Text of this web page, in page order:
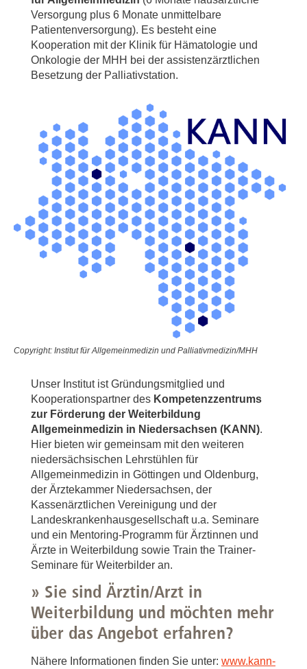
Versorgung plus 6 Monate unmittelbare
Patientenversorgung). Es besteht eine
Kooperation mit der Klinik für Hämatologie und
Onkologie der MHH bei der assistenzärztlichen
Besetzung der Palliativstation.
Copyright: Institut für Allgemeinmedizin und Palliativmedizin/MHH
Unser Institut ist Gründungsmitglied und
Kooperationspartner des Kompetenzzentrums
zur Förderung der Weiterbildung
Allgemeinmedizin in Niedersachsen (KANN).
Hier bieten wir gemeinsam mit den weiteren
niedersächsischen Lehrstühlen für
Allgemeinmedizin in Göttingen und Oldenburg,
der Ärztekammer Niedersachsen, der
Kassenärztlichen Vereinigung und der
Landeskrankenhausgesellschaft u.a. Seminare
und ein Mentoring-Programm für Ärztinnen und
Ärzte in Weiterbildung sowie Train the Trainer-
Seminare für Weiterbilder an.
» Sie sind Ärztin/Arzt in
Weiterbildung und möchten mehr
über das Angebot erfahren?
Nähere Informationen finden Sie unter: www.kann-